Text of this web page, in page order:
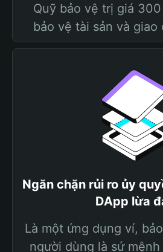
Quỹ bảo vệ trị giá
bảo vệ tài sản và giao
Ngăn chặn rủi ro ủy
DApp lừa
Là một ứng dụng ví,
người dùng là sứ